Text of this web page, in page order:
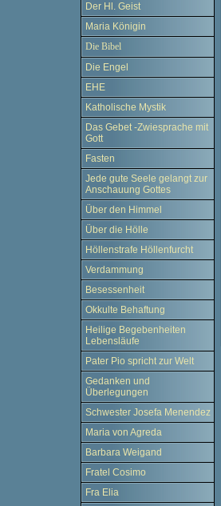
Der Hl. Geist
Maria Königin
Die Bibel
Die Engel
EHE
Katholische Mystik
Das Gebet -Zwiesprache mit
Gott
Fasten
Jede gute Seele gelangt zur
Anschauung Gottes
Über den Himmel
Über die Hölle
Höllenstrafe Höllenfurcht
Verdammung
Besessenheit
Okkulte Behaftung
Heilige Begebenheiten
Lebensläufe
Pater Pio spricht zur Welt
Gedanken und
Überlegungen
Schwester Josefa Menendez
Maria von Agreda
Barbara Weigand
Fratel Cosimo
Fra Elia